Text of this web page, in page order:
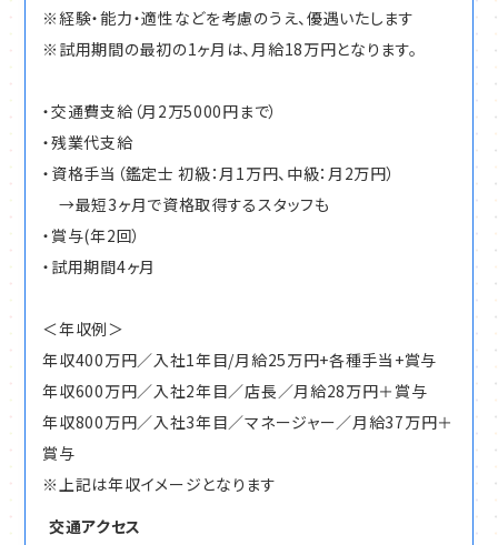
※経験・能力・適性などを考慮のうえ、優遇いたします
※試用期間の最初の1ヶ月は、月給18万円となります。
・交通費支給（月2万5000円まで）
・残業代支給
・資格手当（鑑定士 初級：月1万円、中級：月2万円）
→最短3ヶ月で資格取得するスタッフも
・賞与(年2回）
・試用期間4ヶ月
＜年収例＞
年収400万円／入社1年目/月給25万円+各種手当+賞与
年収600万円／入社2年目／店長／月給28万円＋賞与
年収800万円／入社3年目／マネージャー／月給37万円＋
賞与
※上記は年収イメージとなります
交通アクセス